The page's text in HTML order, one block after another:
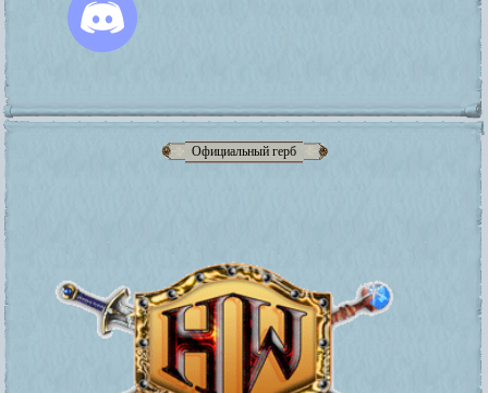
Официальный герб